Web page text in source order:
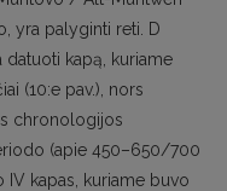
yra palyginti reti. D
kapą, kuriame
(10:e pav.), nors
chronologijos
(apie 450–650/700
IV kapas, kuriame buvo